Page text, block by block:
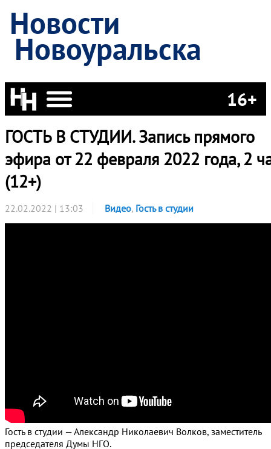
Новости
Новоуральска
16+
ГОСТЬ В СТУДИИ. Запись прямого
эфира от 22 февраля 2022 года, 2
(12+)
22.02.2022 | 13:03 Видео, Гость в студии
Гость в студии — Александр Николаевич Волков, заместитель
председателя Думы НГО.